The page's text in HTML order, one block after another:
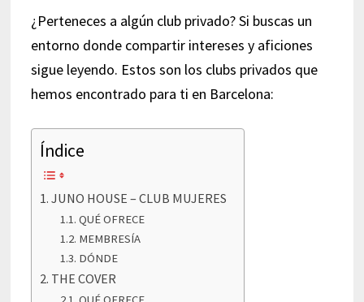
¿Perteneces a algún club privado? Si buscas un
entorno donde compartir intereses y aficiones
sigue leyendo. Estos son los clubs privados que
hemos encontrado para ti en Barcelona:
Índice
JUNO HOUSE – CLUB MUJERES
QUÉ OFRECE
MEMBRESÍA
DÓNDE
THE COVER